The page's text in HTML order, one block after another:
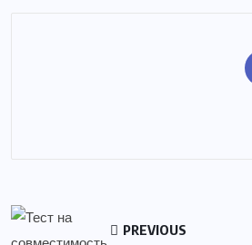
PREVIOUS